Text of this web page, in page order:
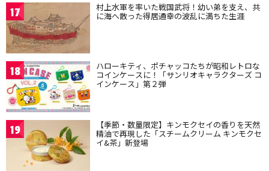
17 村上水軍を率いた戦国武将！幼い弟を支え、共
に海へ散った得居通幸の波乱に満ちた生涯
18 ハローキティ、ポチャッコたちが昭和レトロな
コインケースに！「サンリオキャラクターズ コ
インケース」第２弾
19 【季節・数量限定】キンモクセイの香りを天然
精油で再現した「スチームクリーム キンモクセ
イ&茶」新登場